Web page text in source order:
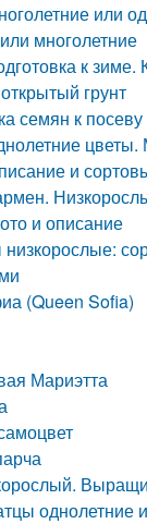
или
многолетние
к зиме.
грунт
семян к посеву
цветы.
и
и описание
(Queen Sofia)
Мариэтта
однолетние